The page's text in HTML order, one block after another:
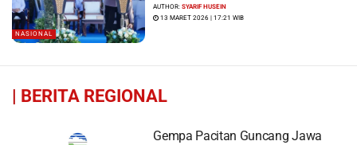
NASIONAL
AUTHOR:SYARIF HUSEIN
13 MARET 2026 | 17:21 WIB
| BERITA REGIONAL
Gempa Pacitan Guncang Jawa